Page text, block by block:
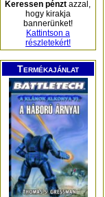
Keressen pénzt azzal,
hogy kirakja
bannerünket!
Kattintson a
részletekért!
Termékajánlat